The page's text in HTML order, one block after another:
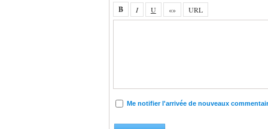
Me notifier l'arrivée de nouveaux